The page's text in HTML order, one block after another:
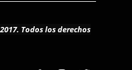
2017. Todos los derechos